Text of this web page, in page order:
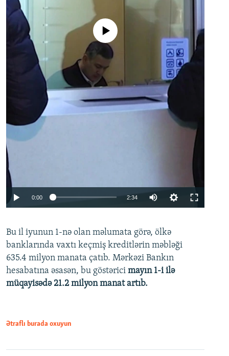
No media source currently available
0:00 2:34
360p
480p
720p
Bu il iyunun 1-nə olan məlumata görə, ölkə
banklarında vaxtı keçmiş kreditlərin məbləği
635.4 milyon manata çatıb. Mərkəzi Bankın
hesabatına əsasən, bu göstərici mayın 1-i ilə
müqayisədə 21.2 milyon manat artıb.
Ətraflı burada oxuyun